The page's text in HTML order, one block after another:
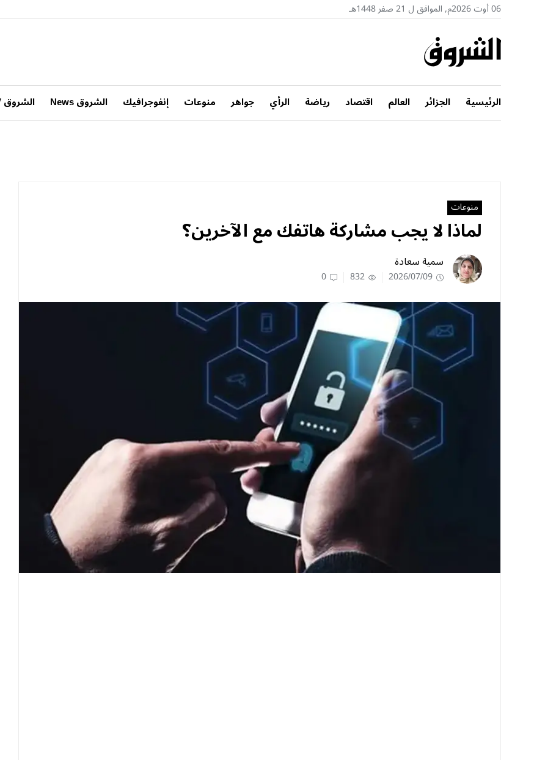
06 أوت 2026م, الموافق ل 21 صفر 1448هـ
الرئيسية الجزائر العالم اقتصاد رياضة الرأي جواهر منوعات إنفوجرافيك الشروق News الشروق TV
منوعات
لماذا لا يجب مشاركة هاتفك مع الآخرين؟
سمية سعادة
2026/07/09
832
0